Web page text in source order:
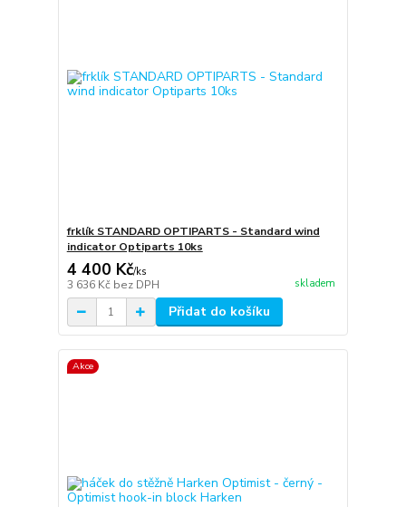
frklík STANDARD OPTIPARTS - Standard wind
indicator Optiparts 10ks
4 400 Kč/ks
3 636 Kč bez DPH skladem
Přidat do košíku
Akce